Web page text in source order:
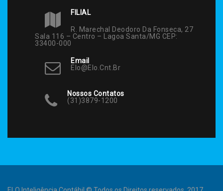
FILIAL
R. Marechal Deodoro Da Fonseca, 27
Sala 116 – Centro – Lagoa Santa/MG CEP:
33400-000
Email
Elo@elo.cnt.br
Nossos Contatos
(31)3879-1200